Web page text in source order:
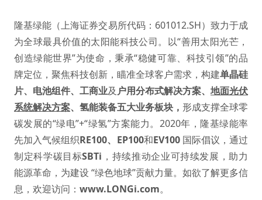
隆基绿能（上海证券交易所代码：601012.SH）致力于成
为全球最具价值的太阳能科技公司。以“善用太阳光芒，
创造绿能世界”为使命，秉承“稳健可靠、科技引领”的品
牌定位，聚焦科技创新，瞄准全球客户需求，构建单晶硅
片、 电池组件、 工商业及 户用分布式解决方案、 地面光伏
系统解决方案、 氢能装备五大业务板块， 形成支撑全球零
碳发展的“绿电”+“绿氢”方案能力。2020年，隆基绿能率
先加入气候组织RE100、 EP100和EV100 国际倡议，通过
制定科学碳目标SBTi ，持续推动企业可持续发展，助力
能源革命，为建设 “绿色地球”贡献力量。如欲了解更多信
息，欢迎访问： www.LONGi.com。